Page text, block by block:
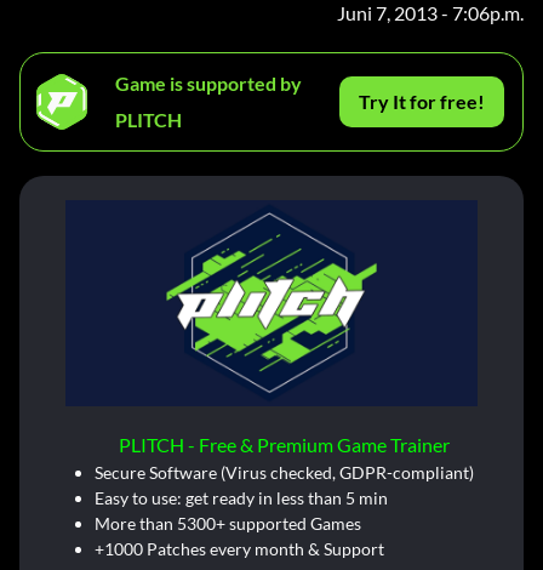
Juni 7, 2013 - 7:06p.m.
Game is supported by
PLITCH
Try It for free!
PLITCH - Free & Premium Game Trainer
Secure Software (Virus checked, GDPR-compliant)
Easy to use: get ready in less than 5 min
More than 5300+ supported Games
+1000 Patches every month & Support